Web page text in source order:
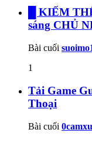
█ KIẾM
sáng CHỦ
Bài cuối
1
Tải Game
Thoại
Bài cuối